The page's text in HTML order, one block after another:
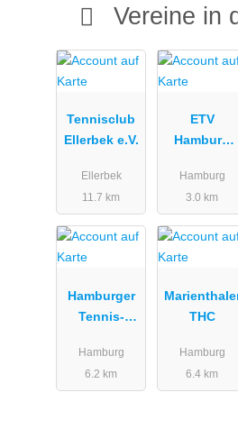
Vereine in
Tennisclub
Ellerbek e.V.
Ellerbek
11.7 km
ETV
Hamburg
Hamburg
3.0 km
Hamburger
Tennis-
Hamburg
6.2 km
THC
Hamburg
6.4 km